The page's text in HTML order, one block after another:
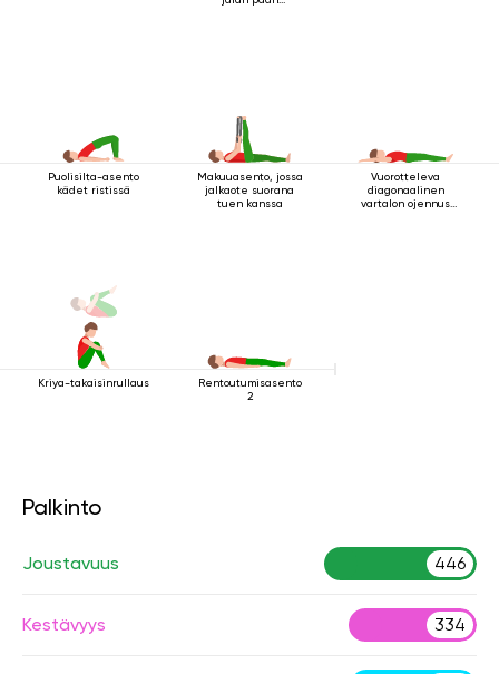
Puolisilta-asento
kädet ristissä
Makuuasento, jossa
jalkaote suorana
tuen kanssa
Vuorotteleva
diagonaalinen
vartalon ojennus
Kriya-takaisinrullaus
Rentoutumisasento
2
Palkinto
Joustavuus 446
Kestävyys 334